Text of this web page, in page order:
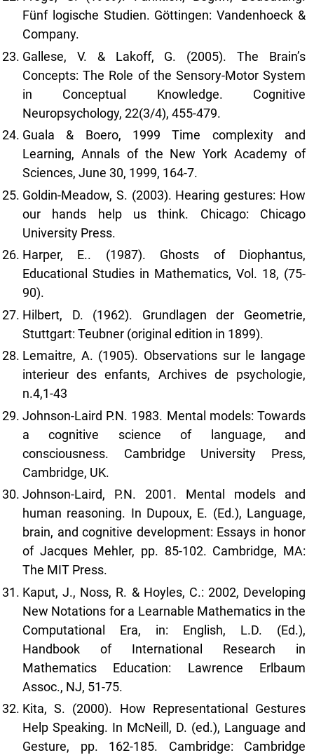
Fünf logische Studien. Göttingen: Vandenhoeck &
Company.
Gallese, V. & Lakoff, G. (2005). The Brain’s
Concepts: The Role of the Sensory-Motor System
in Conceptual Knowledge. Cognitive
Neuropsychology, 22(3/4), 455-479.
Guala & Boero, 1999 Time complexity and
Learning, Annals of the New York Academy of
Sciences, June 30, 1999, 164-7.
Goldin-Meadow, S. (2003). Hearing gestures: How
our hands help us think. Chicago: Chicago
University Press.
Harper, E.. (1987). Ghosts of Diophantus,
Educational Studies in Mathematics, Vol. 18, (75-
90).
Hilbert, D. (1962). Grundlagen der Geometrie,
Stuttgart: Teubner (original edition in 1899).
Lemaitre, A. (1905). Observations sur le langage
interieur des enfants, Archives de psychologie,
n.4,1-43
Johnson-Laird P.N. 1983. Mental models: Towards
a cognitive science of language, and
consciousness. Cambridge University Press,
Cambridge, UK.
Johnson-Laird, P.N. 2001. Mental models and
human reasoning. In Dupoux, E. (Ed.), Language,
brain, and cognitive development: Essays in honor
of Jacques Mehler, pp. 85-102. Cambridge, MA:
The MIT Press.
Kaput, J., Noss, R. & Hoyles, C.: 2002, Developing
New Notations for a Learnable Mathematics in the
Computational Era, in: English, L.D. (Ed.),
Handbook of International Research in
Mathematics Education: Lawrence Erlbaum
Assoc., NJ, 51-75.
Kita, S. (2000). How Representational Gestures
Help Speaking. In McNeill, D. (ed.), Language and
Gesture, pp. 162-185. Cambridge: Cambridge